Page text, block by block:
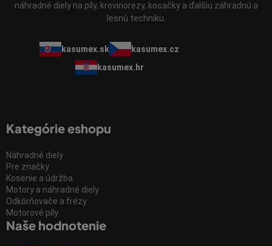
náhradné diely na píly, krovinorezy, kosačky a ďalšiu záhradnú a
lesnú techniku.
kasumex.sk
kasumex.cz
kasumex.hr
Kategórie eshopu
Náhradné diely
Pre značky
Kosenie a údržba
Motory a náhradné diely
Odkôrňovače a frézy
Motorové píly
Naše hodnotenie